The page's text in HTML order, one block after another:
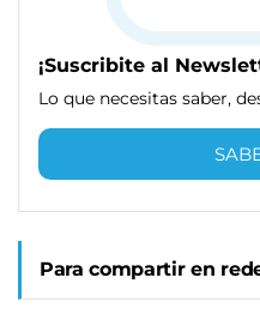
¡Suscribite al
Lo que necesitas saber,
Para compartir en